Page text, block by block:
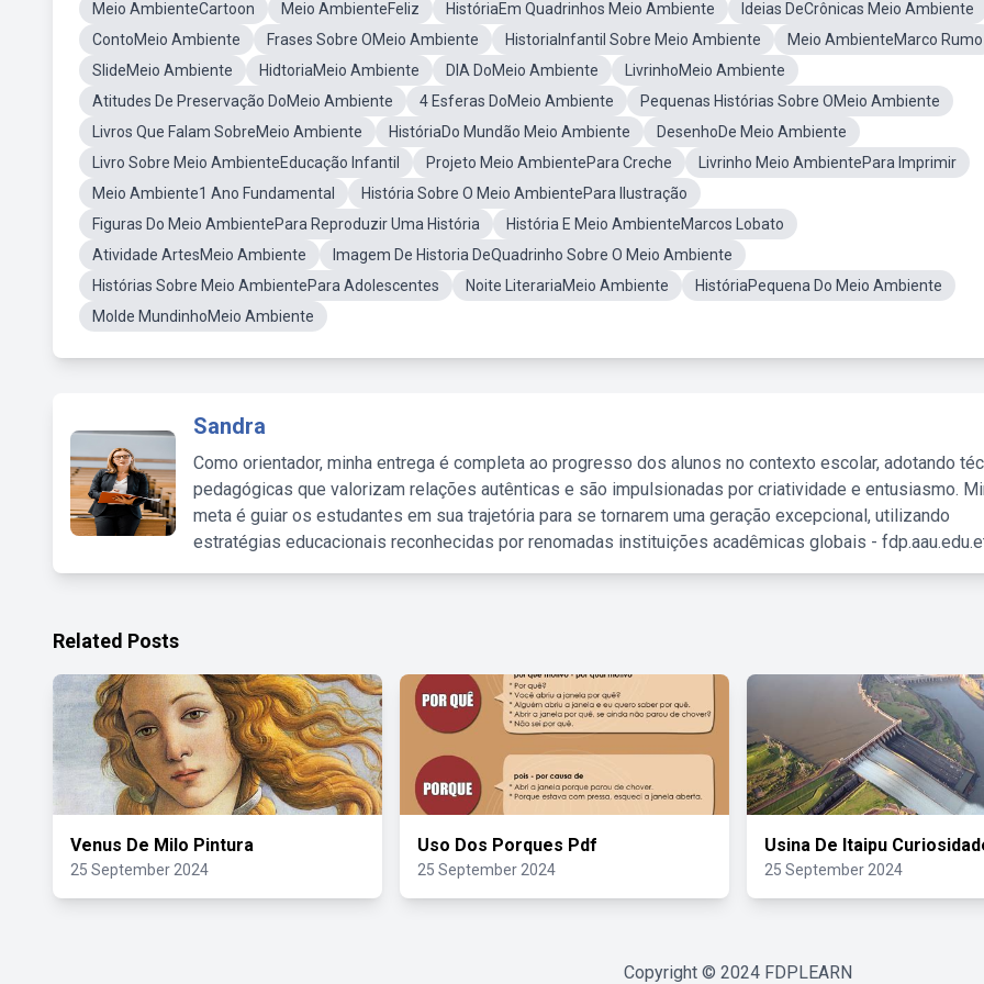
Meio AmbienteCartoon
Meio AmbienteFeliz HistóriaEm Quadrinhos Meio Ambiente
Ideias DeCrônicas Meio Ambiente
ContoMeio Ambiente
Frases Sobre OMeio Ambiente HistoriaInfantil Sobre Meio Ambiente
Meio AmbienteMarco Rumo
SlideMeio Ambiente
HidtoriaMeio Ambiente DIA DoMeio Ambiente
LivrinhoMeio Ambiente
Atitudes De Preservação DoMeio Ambiente
4 Esferas DoMeio Ambiente
Pequenas Histórias Sobre OMeio Ambiente
Livros Que Falam SobreMeio Ambiente
HistóriaDo Mundão Meio Ambiente
DesenhoDe Meio Ambiente
Livro Sobre Meio AmbienteEducação Infantil
Projeto Meio AmbientePara Creche
Livrinho Meio AmbientePara Imprimir
Meio Ambiente1 Ano Fundamental
História Sobre O Meio AmbientePara Ilustração
Figuras Do Meio AmbientePara Reproduzir Uma História
História E Meio AmbienteMarcos Lobato
Atividade ArtesMeio Ambiente
Imagem De Historia DeQuadrinho Sobre O Meio Ambiente
Histórias Sobre Meio AmbientePara Adolescentes
Noite LiterariaMeio Ambiente
HistóriaPequena Do Meio Ambiente
Molde MundinhoMeio Ambiente
Sandra
Como orientador, minha entrega é completa ao progresso dos alunos no contexto escolar, adotando
pedagógicas que valorizam relações autênticas e são impulsionadas por criatividade e entusiasmo.
meta é guiar os estudantes em sua trajetória para se tornarem uma geração excepcional, utilizando
estratégias educacionais reconhecidas por renomadas instituições acadêmicas globais -
Related Posts
Venus De Milo Pintura
25 September 2024
Uso Dos Porques Pdf
25 September 2024
Usina De Itaipu
25 September 2024
Copyright © 2024 FDPLEARN